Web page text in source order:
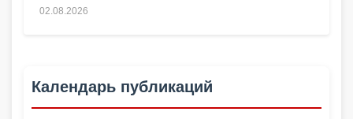
02.08.2026
Календарь публикаций